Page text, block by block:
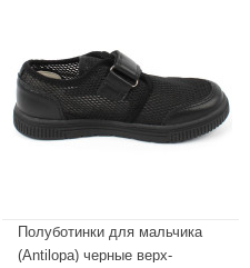
Полуботинки для мальчика
(Antilopa) черные верх-